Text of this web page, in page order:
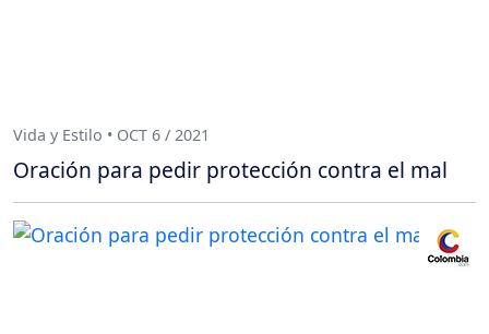
Vida y Estilo • OCT 6 / 2021
Oración para pedir protección contra el mal